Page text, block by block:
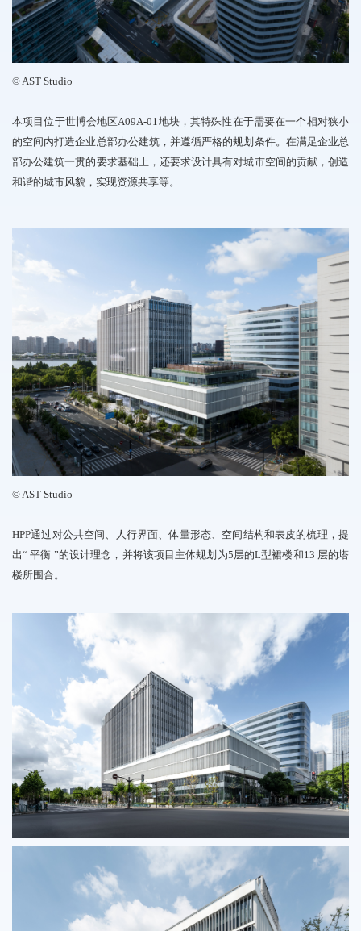
© AST Studio
本项目位于世博会地区A09A-01 地块，其特殊性在于需要在一个相对狭小
的空间内打造企业总部办公建筑， 并遵循严格的规划条件。在满足企业总
部办公建筑一贯的要求基础上， 还要求设计具有对城市空间的贡献， 创造
和谐的城市风貌， 实现资源共享等。
©AST Studio
HPP通过对公共空间、人行界面、体量形态、空间结构和表皮的梳理， 提
出“ 平衡 ”的设计理念， 并将该项目主体规划为5层的L型裙楼和13 层的塔
楼所围合。